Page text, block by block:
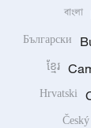
বাংলা
Български
ខ្មែរ
Hrvatski
Český